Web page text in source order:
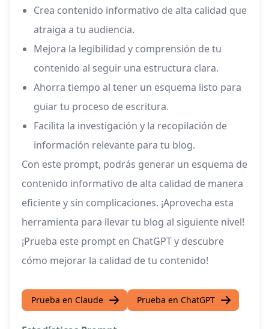
Crea contenido informativo de alta calidad que
atraiga a tu audiencia.
Mejora la legibilidad y comprensión de tu
contenido al seguir una estructura clara.
Ahorra tiempo al tener un esquema listo para
guiar tu proceso de escritura.
Facilita la investigación y la recopilación de
información relevante para tu blog.
Con este prompt, podrás generar un esquema de
contenido informativo de alta calidad de manera
eficiente y sin complicaciones. ¡Aprovecha esta
herramienta para llevar tu blog al siguiente nivel!
¡Prueba este prompt en ChatGPT y descubre
cómo mejorar la calidad de tu contenido!
Prueba en Claude Prueba en ChatGPT